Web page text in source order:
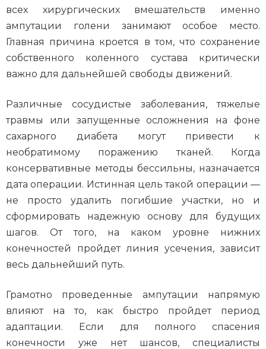
всех хирургических вмешательств именно
ампутации голени занимают особое место.
Главная причина кроется в том, что сохранение
собственного коленного сустава критически
важно для дальнейшей свободы движений.
Различные сосудистые заболевания, тяжелые
травмы или запущенные осложнения на фоне
сахарного диабета могут привести к
необратимому поражению тканей. Когда
консервативные методы бессильны, назначается
дата операции. Истинная цель такой операции —
не просто удалить погибшие участки, но и
сформировать надежную основу для будущих
шагов. От того, на каком уровне нижних
конечностей пройдет линия усечения, зависит
весь дальнейший путь.
Грамотно проведенные ампутации напрямую
влияют на то, как быстро пройдет период
адаптации. Если для полного спасения
конечности уже нет шансов, специалисты